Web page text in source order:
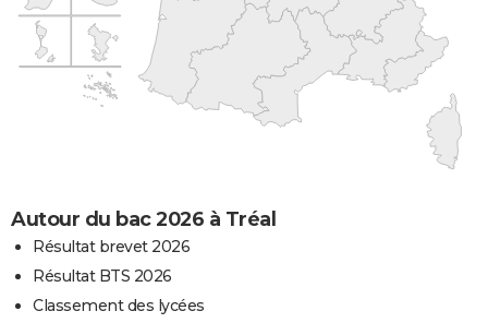
Autour du bac 2026 à Tréal
Résultat brevet 2026
Résultat BTS 2026
Classement des lycées